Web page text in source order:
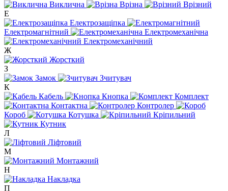
Виклична
Врізна
Врізний
Е
Електрозащіпка
Електромагнітний
Електромеханічна
Електромеханічний
Ж
Жорсткий
З
Замок
Зчитувач
К
Кабель
Кнопка
Комплект
Контактна
Контролер
Короб
Котушка
Кріпильний
Кутник
Л
Ліфтовий
М
Монтажний
Н
Накладка
П